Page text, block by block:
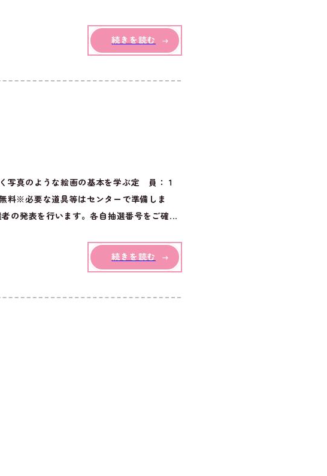
続きを読む
真のような絵画の基本を学ぶ定 員：１
料※必要な道具等はセンターで準備しま
の発表を行います。各自抽選番号をご確...
続きを読む